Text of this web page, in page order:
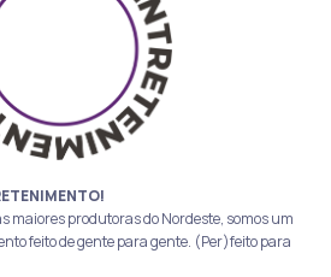
maiores produtoras do Nordeste, somos um
feito de gente para gente. (Per)feito para